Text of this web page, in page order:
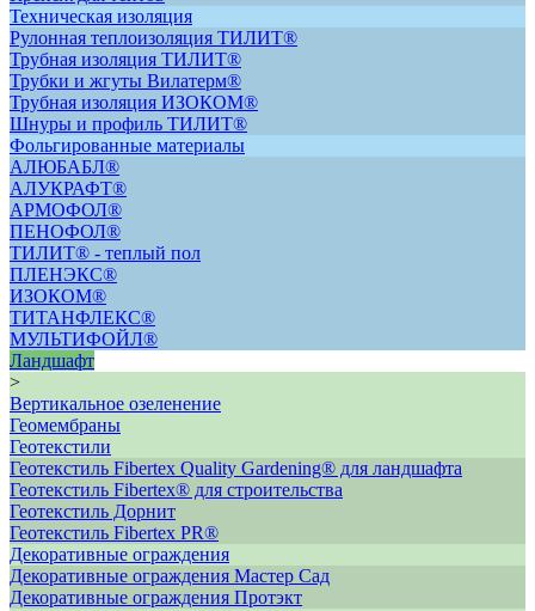
Техническая изоляция
Рулонная теплоизоляция ТИЛИТ®
Трубная изоляция ТИЛИТ®
Трубки и жгуты Вилатерм®
Трубная изоляция ИЗОКОМ®
Шнуры и профиль ТИЛИТ®
Фольгированные материалы
АЛЮБАБЛ®
АЛУКРАФТ®
АРМОФОЛ®
ПЕНОФОЛ®
ТИЛИТ® - теплый пол
ПЛЕНЭКС®
ИЗОКОМ®
ТИТАНФЛЕКС®
МУЛЬТИФОЙЛ®
Ландшафт
>
Вертикальное озеленение
Геомембраны
Геотекстили
Геотекстиль Fibertex Quality Gardening® для ландшафта
Геотекстиль Fibertex® для строительства
Геотекстиль Дорнит
Геотекстиль Fibertex PR®
Декоративные ограждения
Декоративные ограждения Мастер Сад
Декоративные ограждения Протэкт